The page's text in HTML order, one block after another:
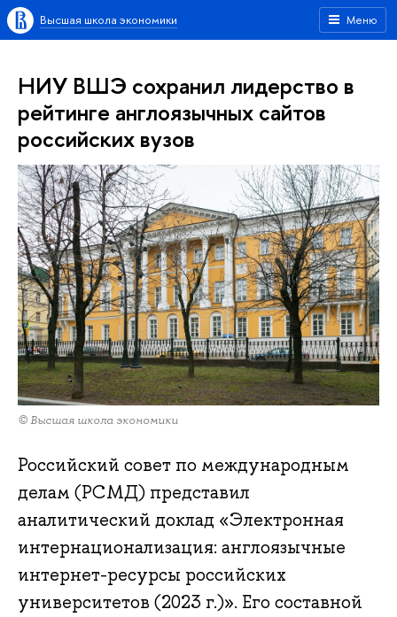
Меню
Высшая школа экономики
НИУ ВШЭ сохранил лидерство в
рейтинге англоязычных сайтов
российских вузов
© Высшая школа экономики
Российский совет по международным
делам (РСМД) представил
аналитический доклад «Электронная
интернационализация: англоязычные
интернет-ресурсы российских
университетов (2023 г.)». Его составной